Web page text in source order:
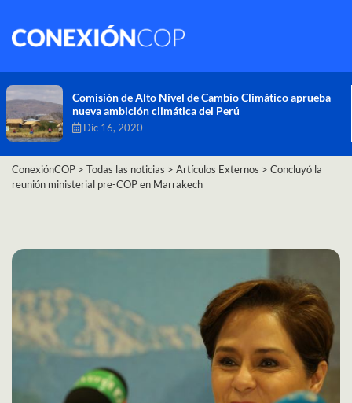
Comisión de Alto Nivel de Cambio Climático aprueba
nueva ambición climática del Perú
Dic 16, 2020
ConexiónCOP > Todas las noticias > Artículos Externos > Concluyó la
reunión ministerial pre-COP en Marrakech